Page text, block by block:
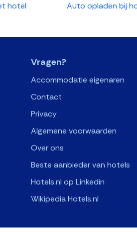
hotel
Auto opladen bij
Vragen?
Accommodatie eigenaren
Contact
Privacy
Algemene voorwaarden
Over ons
Beste aanbieder van hotels
Hotels.nl op Linkedin
Wikipedia Hotels.nl